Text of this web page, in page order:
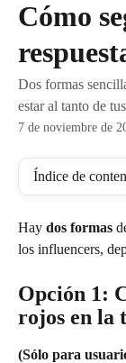
Cómo
Dos formas
estar al tanto de
7 de noviembre de
Índice de
Hay dos formas
los influencers,
Opción 1:
rojos en la
(Sólo para